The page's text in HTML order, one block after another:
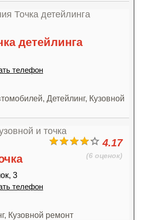
детейлинга
телефон
Детейлинг, Кузовной
4.17
(6 оценок)
3
телефон
Кузовной ремонт